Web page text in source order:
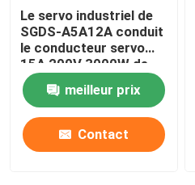
Le servo industriel de
SGDS-A5A12A conduit
le conducteur servo
15A 200V 3000W de
Yaskawa
meilleur prix
Contact